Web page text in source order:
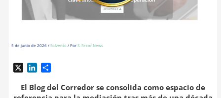
5 de junio de 2026/Solvento/ PorS. Fecor News
n
m
El Blog del Corredor se consolida como espacio de